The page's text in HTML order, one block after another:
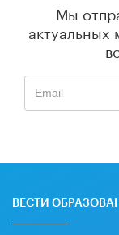
Мы
актуальных
ВЕСТИ